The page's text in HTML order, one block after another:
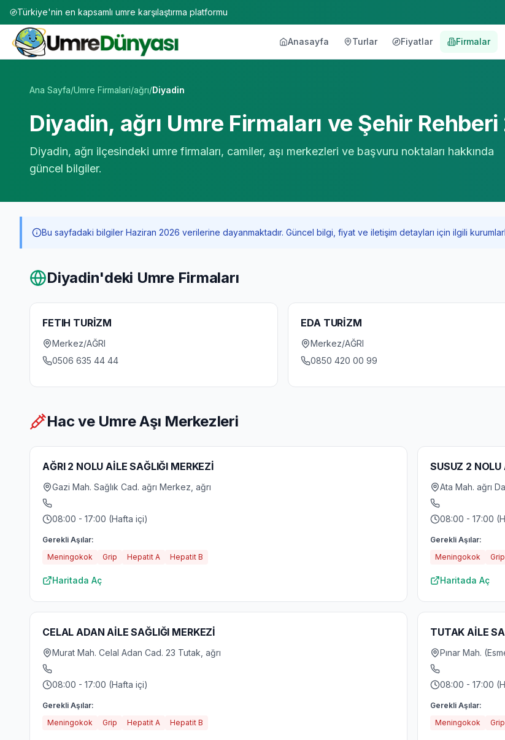
Türkiye'nin en kapsamlı umre karşılaştırma platformu
Anasayfa Turlar Fiyatlar Firmalar
Ana Sayfa/Umre Firmalari/ağrı/Diyadin
Diyadin, ağrı Umre Firmaları ve Şehir
Diyadin, ağrı ilçesindeki umre firmaları, camiler, aşı merkezleri ve başvuru noktaları hakkında
güncel bilgiler.
Bu sayfadaki bilgiler Haziran 2026 verilerine dayanmaktadır. Güncel bilgi, fiyat ve iletişim detayları için ilgili
Diyadin'deki Umre Firmaları
FETIH TURİZM
Merkez/AĞRI
0506 635 44 44
EDA TURİZM
Merkez/AĞRI
0850 420 00 99
Hac ve Umre Aşı Merkezleri
AĞRI 2 NOLU AİLE SAĞLIĞI MERKEZİ
Gazi Mah. Sağlık Cad. ağrı Merkez, ağrı
08:00 - 17:00 (Hafta içi)
Gerekli Aşılar:
Meningokok
Grip Hepatit A Hepatit B
Haritada Aç
SUSUZ 2 NOLU
Ata Mah. ağrı
08:00 - 17:00
Gerekli Aşılar:
Meningokok
Grip
Haritada Aç
CELAL ADAN AİLE SAĞLIĞI MERKEZİ
Murat Mah. Celal Adan Cad. 23 Tutak, ağrı
08:00 - 17:00 (Hafta içi)
Gerekli Aşılar:
Meningokok
Grip Hepatit A Hepatit B
TUTAK AİLE
Pınar Mah.
08:00 - 17:00
Gerekli Aşılar:
Meningokok
Grip